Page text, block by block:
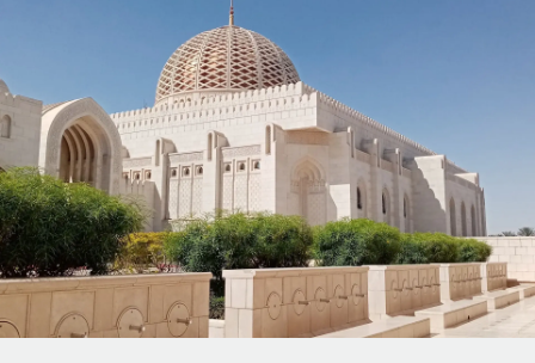
Zzp'ers internationaal onboarden en beheren
Ingewikkelde HR-taken eenvoudig uitbesteden
INFRASTRUCTUUR
Remote Embedded
HR naadloos in workflows integreren
Platform
Ingebouwde essentiële HR-functies voor je team
Start-ups
Flexibele global HR en payroll solutions voor groeiende
bedrijven
Mid-market
Teams uitbreiden met HR solutions op maat
Enterprise
Global HR voor grote bedrijven
Betalingscalculator voor zzp'ers
Ontdek valuta-opties en betaalsnelheden voor
internationale zzp'ers
LEREN MET REMOTE
Onderzoek en gidsen
Casestudy's
HR-woordenlijst
Checklists en templates
Français
Deutsch
Español
Italiano
Português (Portugal)
Inloggen